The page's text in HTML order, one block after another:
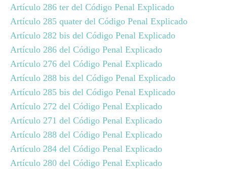
Artículo 286 ter del Código Penal Explicado
Artículo 285 quater del Código Penal Explicado
Artículo 282 bis del Código Penal Explicado
Artículo 286 del Código Penal Explicado
Artículo 276 del Código Penal Explicado
Artículo 288 bis del Código Penal Explicado
Artículo 285 bis del Código Penal Explicado
Artículo 272 del Código Penal Explicado
Artículo 271 del Código Penal Explicado
Artículo 288 del Código Penal Explicado
Artículo 284 del Código Penal Explicado
Artículo 280 del Código Penal Explicado